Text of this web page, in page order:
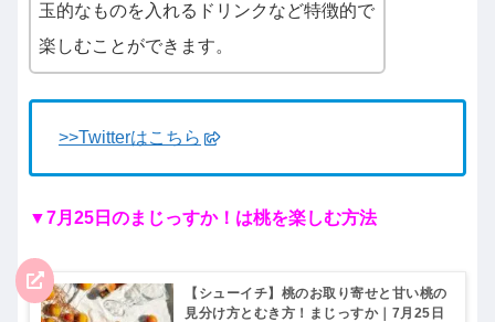
玉的なものを入れるドリンクなど特徴的で
楽しむことができます。
>>Twitterはこちら
▼7月25日のまじっすか！は桃を楽しむ方法
【シューイチ】桃のお取り寄せと甘い桃の
見分け方とむき方！まじっすか｜7月25日